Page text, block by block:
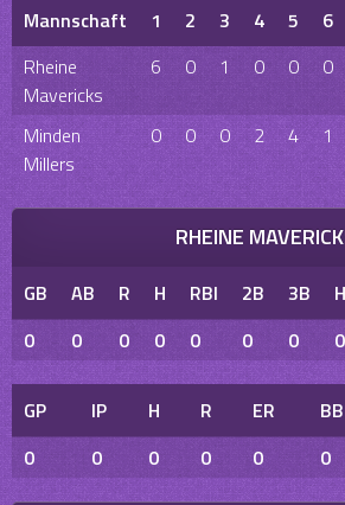
Mannschaft 1 2 3 4 5 6
Rheine
Mavericks
6 0 1 0 0 0
Minden
Millers
0 0 0 2 4 1
RHEINE
GB AB R H RBI 2B 3B
0
0 0 0 0 0 0 0
GP IP H R ER BB
0
0 0 0 0 0